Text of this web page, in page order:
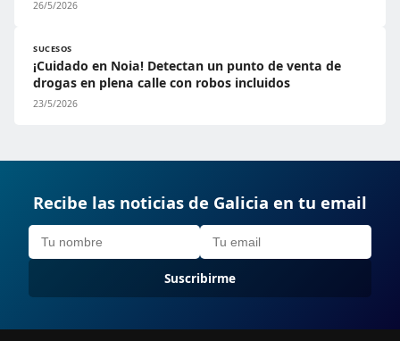
26/5/2026
SUCESOS
¡Cuidado en Noia! Detectan un punto de venta de
drogas en plena calle con robos incluidos
23/5/2026
Recibe las noticias de Galicia en tu email
Suscribirme